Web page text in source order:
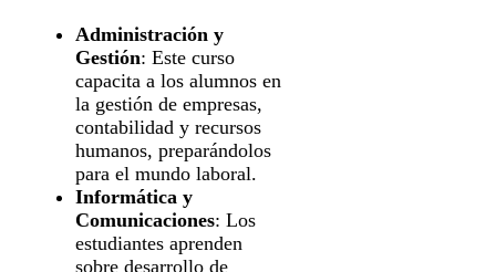
Administración y
Gestión: Este curso
capacita a los alumnos en
la gestión de empresas,
contabilidad y recursos
humanos, preparándolos
para el mundo laboral.
Informática y
Comunicaciones: Los
estudiantes aprenden
sobre desarrollo de